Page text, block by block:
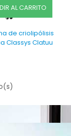
AL CARRITO
de criolipólisis
Classys Clatuu